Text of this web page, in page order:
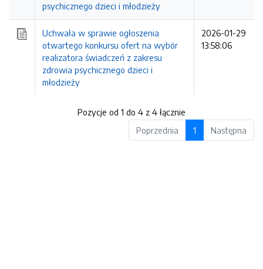
psychicznego dzieci i młodzieży
Uchwała w sprawie ogłoszenia
otwartego konkursu ofert na wybór
realizatora świadczeń z zakresu
zdrowia psychicznego dzieci i
młodzieży
2026-01-29
13:58:06
Pozycje od 1 do 4 z 4 łącznie
Poprzednia
1 Następna